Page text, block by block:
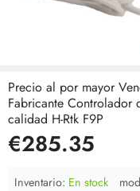
Precio al por mayor
Fabricante Controlador
calidad H-Rtk F9P
€285.35
Inventario: En stock